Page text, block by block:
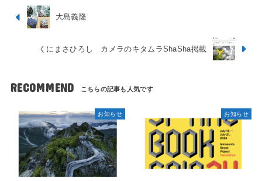
大島義隆
くにまさひろし カメラのキタムラShaSha掲載
RECOMMEND
お知らせ お知らせ